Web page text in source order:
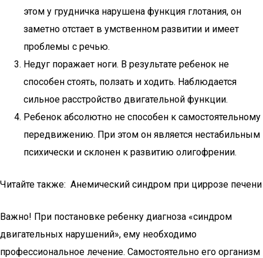
этом у грудничка нарушена функция глотания, он
заметно отстает в умственном развитии и имеет
проблемы с речью.
Недуг поражает ноги. В результате ребенок не
способен стоять, ползать и ходить. Наблюдается
сильное расстройство двигательной функции.
Ребенок абсолютно не способен к самостоятельному
передвижению. При этом он является нестабильным
психически и склонен к развитию олигофрении.
Читайте также: Анемический синдром при циррозе печени
Важно! При постановке ребенку диагноза «синдром
двигательных нарушений», ему необходимо
профессиональное лечение. Самостоятельно его организм